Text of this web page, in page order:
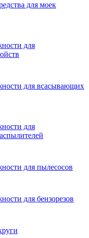
для моек
для
для всасывающих
для
для пылесосов
для бензорезов